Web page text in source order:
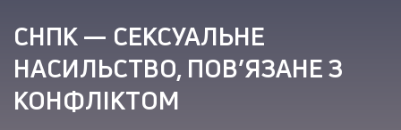
СНПК — СЕКСУАЛЬНЕ
НАСИЛЬСТВО, ПОВ’ЯЗАНЕ З
КОНФЛІКТОМ